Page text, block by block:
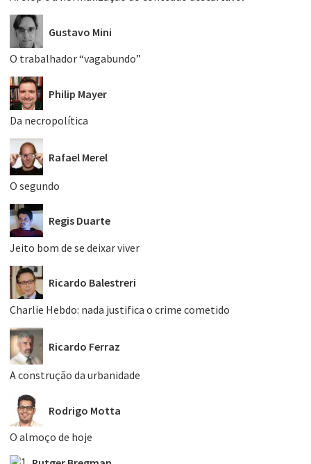
Gustavo Mini
O trabalhador “vagabundo”
Philip Mayer
Da necropolítica
Rafael Merel
O segundo
Regis Duarte
Jeito bom de se deixar viver
Ricardo Balestreri
Charlie Hebdo: nada justifica o crime cometido
Ricardo Ferraz
A construção da urbanidade
Rodrigo Motta
O almoço de hoje